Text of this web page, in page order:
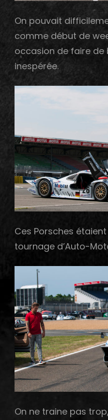
On pouvait
comme début de
occasion de faire de
inespérée.
Ces Porsches
tournage d’Auto-
On ne traine pas